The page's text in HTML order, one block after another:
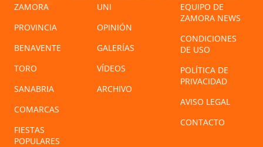
ZAMORA
PROVINCIA
BENAVENTE
TORO
SANABRIA
COMARCAS
FIESTAS
POPULARES
UNI
OPINIÓN
GALERÍAS
VÍDEOS
ARCHIVO
EQUIPO DE
ZAMORA NEWS
CONDICIONES
DE USO
POLÍTICA DE
PRIVACIDAD
AVISO LEGAL
CONTACTO